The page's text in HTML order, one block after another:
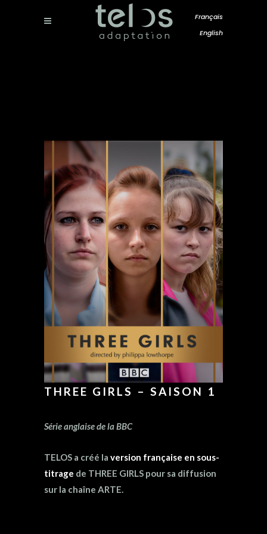
Français
English
THREE GIRLS – SAISON 1
Série anglaise de la BBC
TELOS a créé la version française en sous-
titrage de THREE GIRLS pour sa diffusion
sur la chaîne ARTE.